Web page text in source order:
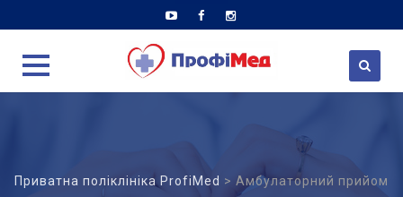
Приватна поліклініка ProfiMed > Амбулаторний прийом